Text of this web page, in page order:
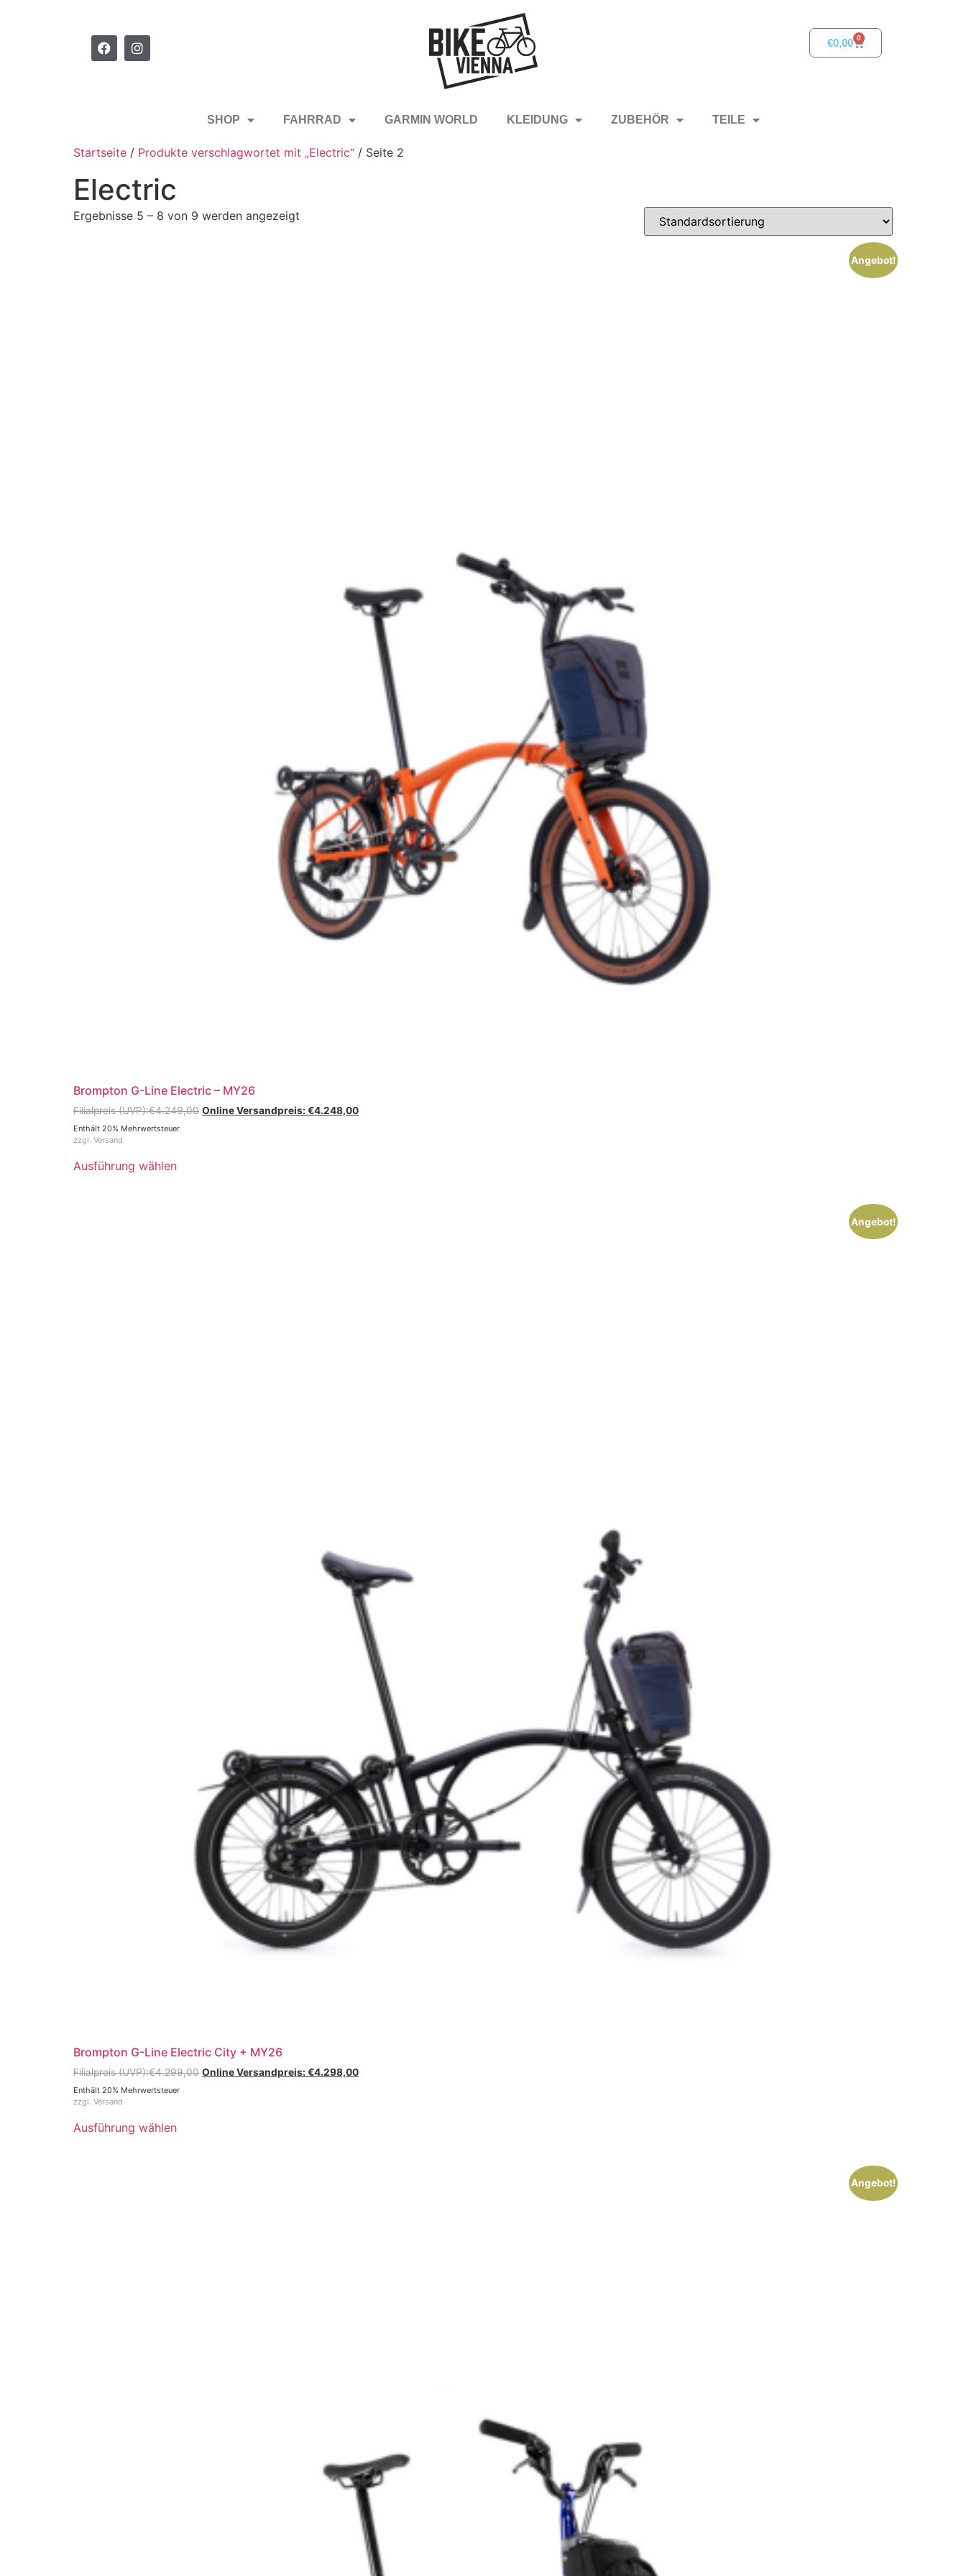
€0,00 0
SHOP FAHRRAD GARMIN WORLD KLEIDUNG ZUBEHÖR TEILE
Startseite / Produkte verschlagwortet mit „Electric“ / Seite 2
Electric
Ergebnisse 5 – 8 von 9 werden angezeigt
Angebot!
Brompton G-Line Electric – MY26
€4.249,00 €4.248,00
Enthält 20% Mehrwertsteuer
zzgl. Versand
Ausführung wählen
Angebot!
Brompton G-Line Electric City + MY26
€4.299,00 €4.298,00
Enthält 20% Mehrwertsteuer
zzgl. Versand
Ausführung wählen
Angebot!